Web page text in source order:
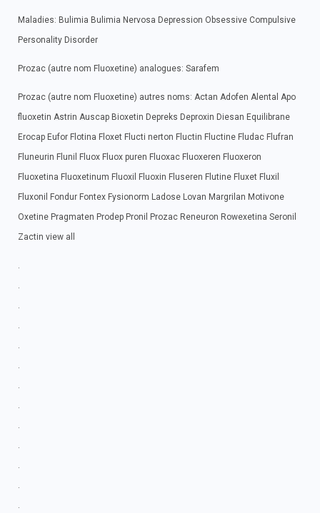
Maladies: Bulimia Bulimia Nervosa Depression Obsessive Compulsive
Personality Disorder
Prozac (autre nom Fluoxetine) analogues: Sarafem
Prozac (autre nom Fluoxetine) autres noms: Actan Adofen Alental Apo
fluoxetin Astrin Auscap Bioxetin Depreks Deproxin Diesan Equilibrane
Erocap Eufor Flotina Floxet Flucti nerton Fluctin Fluctine Fludac Flufran
Fluneurin Flunil Fluox Fluox puren Fluoxac Fluoxeren Fluoxeron
Fluoxetina Fluoxetinum Fluoxil Fluoxin Fluseren Flutine Fluxet Fluxil
Fluxonil Fondur Fontex Fysionorm Ladose Lovan Margrilan Motivone
Oxetine Pragmaten Prodep Pronil Prozac Reneuron Rowexetina Seronil
Zactin view all
.
.
.
.
.
.
.
.
.
.
.
.
.